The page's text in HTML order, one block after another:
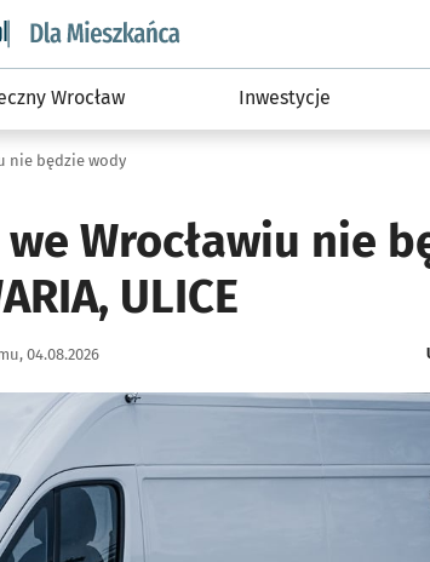
wroclaw.pl podserwis: Dla mieszkańca
Wrocław Inwestycje
nie będzie wody
Wrocławiu nie
ULICE
04.08.2026